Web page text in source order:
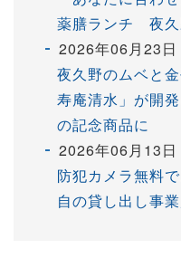
薬膳ランチ 夜久
2026年06月23日
夜久野のムベと
寿庵清水」が開
の記念商品に
2026年06月13日
防犯カメラ無料
自の貸し出し事